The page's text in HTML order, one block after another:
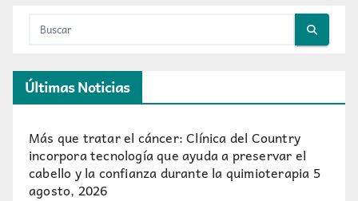
Últimas Noticias
Más que tratar el cáncer: Clínica del Country
incorpora tecnología que ayuda a preservar el
cabello y la confianza durante la quimioterapia 5
agosto, 2026